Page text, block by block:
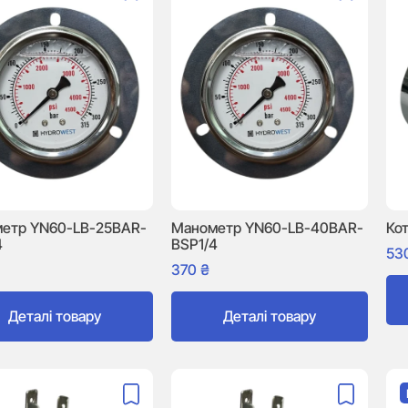
YN60-LB-25BAR-
Деталі товару
Манометр YN60-LB-40BAR-
BSP1/4
370 ₴
Деталі товару